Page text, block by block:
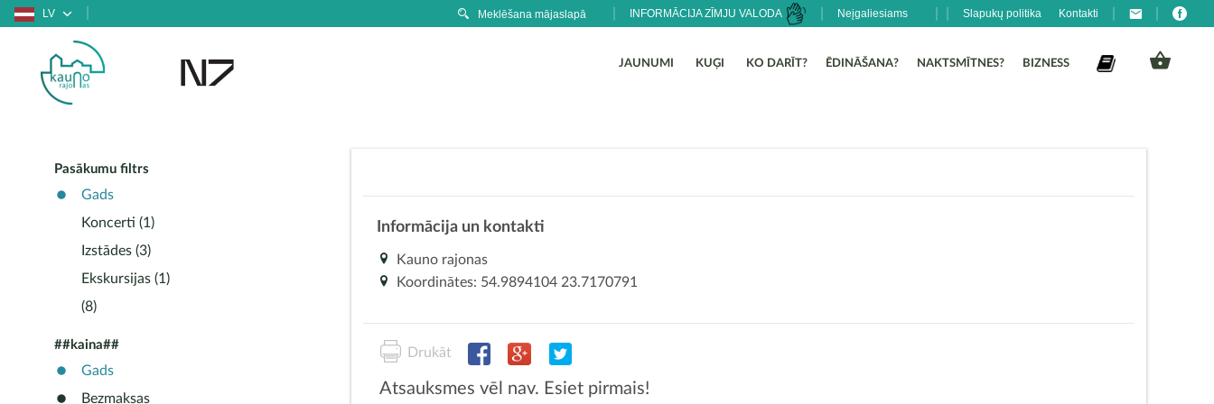
LV Slapukų politika Kontakti
Neįgaliesiams
INFORMĀCIJA ZĪMJU VALODA
JAUNUMI KUĢI KO DARĪT? ĒDINĀŠANA? NAKTSMĪTNES? BIZNESS
Pasākumu filtrs
Gads
Koncerti (1)
Izstādes (3)
Ekskursijas (1)
(8)
##kaina##
Gads
Bezmaksas
Informācija un kontakti
Kauno rajonas
Koordinātes: 54.9894104 23.7170791
Drukāt
Atsauksmes vēl nav. Esiet pirmais!